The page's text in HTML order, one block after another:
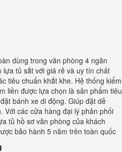
dùng trong văn phòng 4 ngăn
lựa tủ sắt với giá rẻ và uy tín chất
tiêu chuẩn khắt khe. Hệ thống kiểm
liền được lựa chọn là sản phẩm tiêu
bánh xe di động. Giúp đặt dễ
Với các cửa hàng đại lý phân phối
tủ hồ sơ văn phòng của khách
bảo hành 5 năm trên toàn quốc